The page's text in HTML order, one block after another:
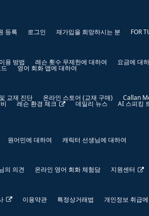
등록 로그인 재가입을 희망하시는 분 FOR
이용 방법 레슨 횟수 무제한에 대하여 요금에 대
영어 회화 앱에 대하여
교재 진단 온라인 스토어 (교재 구매) Callan
레슨 환경 체크 데일리 뉴스 AI 스피킹
원어민에 대하여 캐릭터 선생님에 대하여
의 의견 온라인 영어 회화 체험담 지원센터
이용약관 특정상거래법 개인정보 취급